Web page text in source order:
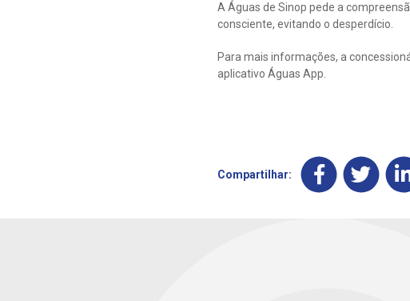
A Águas de Sinop pede a
consciente, evitando o desperdício.
Para mais informações, a
aplicativo Águas App.
Compartilhar: